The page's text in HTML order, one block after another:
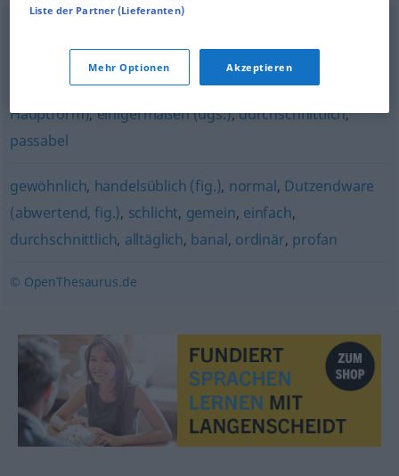
durchwachsen,(so) einigermaßen (ugs.),mäßig (geh.,
Hauptform),einigermaßen (ugs.),durchschnittlich,
passabel
gewöhnlich, handelsüblich (fig.), normal, Dutzendware
(abwertend, fig.), schlicht, gemein, einfach,
durchschnittlich, alltäglich, banal, ordinär, profan
© OpenThesaurus.de
Liste der Partner (Lieferanten)
Mehr Optionen Akzeptieren